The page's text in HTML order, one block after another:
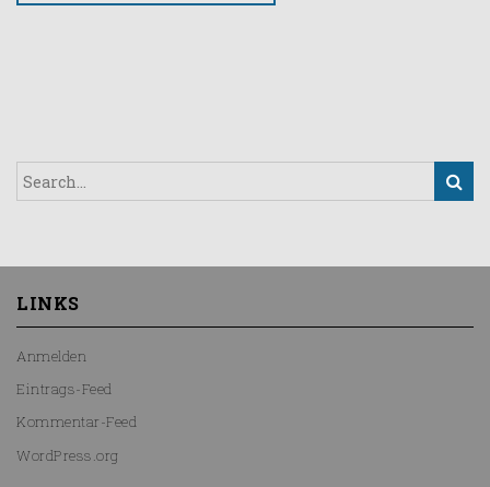
LINKS
Anmelden
Eintrags-Feed
Kommentar-Feed
WordPress.org